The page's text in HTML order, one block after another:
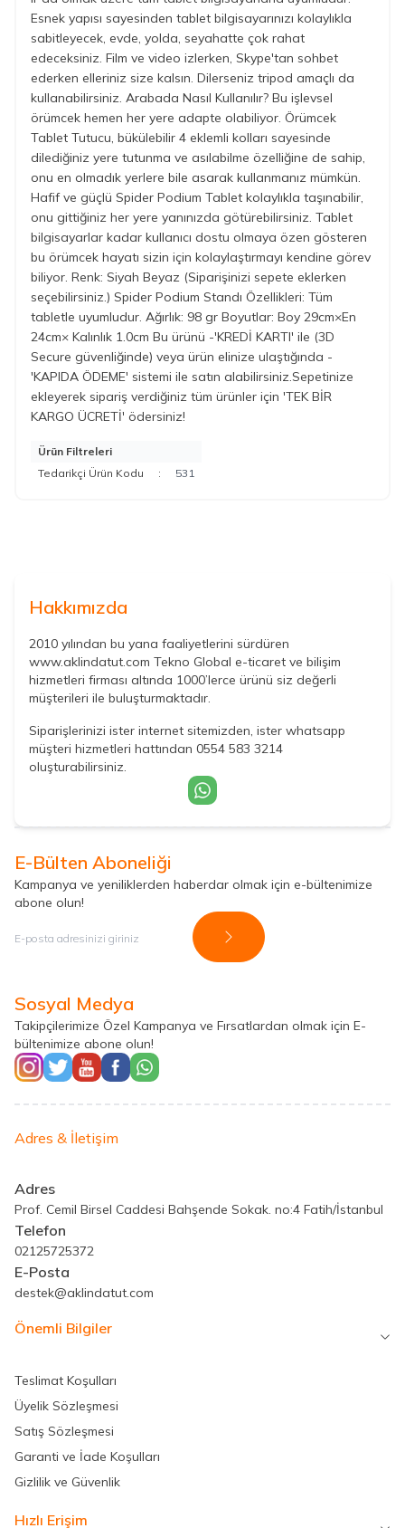
Esnek yapısı sayesinden tablet bilgisayarınızı kolaylıkla
sabitleyecek, evde, yolda, seyahatte çok rahat
edeceksiniz. Film ve video izlerken, Skype'tan sohbet
ederken elleriniz size kalsın. Dilerseniz tripod amaçlı da
kullanabilirsiniz. Arabada Nasıl Kullanılır? Bu işlevsel
örümcek hemen her yere adapte olabiliyor. Örümcek
Tablet Tutucu, bükülebilir 4 eklemli kolları sayesinde
dilediğiniz yere tutunma ve asılabilme özelliğine de sahip,
onu en olmadık yerlere bile asarak kullanmanız mümkün.
Hafif ve güçlü Spider Podium Tablet kolaylıkla taşınabilir,
onu gittiğiniz her yere yanınızda götürebilirsiniz. Tablet
bilgisayarlar kadar kullanıcı dostu olmaya özen gösteren
bu örümcek hayatı sizin için kolaylaştırmayı kendine görev
biliyor. Renk: Siyah Beyaz (Siparişinizi sepete eklerken
seçebilirsiniz.) Spider Podium Standı Özellikleri: Tüm
tabletle uyumludur. Ağırlık: 98 gr Boyutlar: Boy 29cm×En
24cm× Kalınlık 1.0cm Bu ürünü -'KREDİ KARTI' ile (3D
Secure güvenliğinde) veya ürün elinize ulaştığında -
'KAPIDA ÖDEME' sistemi ile satın alabilirsiniz.Sepetinize
ekleyerek sipariş verdiğiniz tüm ürünler için 'TEK BİR
KARGO ÜCRETİ' ödersiniz!
Ürün Filtreleri
Tedarikçi Ürün Kodu
: 531
Hakkımızda
2010 yılından bu yana faaliyetlerini sürdüren
www.aklindatut.com Tekno Global e-ticaret ve bilişim
hizmetleri firması altında 1000’lerce ürünü siz değerli
müşterileri ile buluşturmaktadır.
Siparişlerinizi ister internet sitemizden, ister whatsapp
müşteri hizmetleri hattından 0554 583 3214
oluşturabilirsiniz.
E-Bülten Aboneliği
Kampanya ve yeniliklerden haberdar olmak için e-bültenimize
abone olun!
Kayıt Ol
Sosyal Medya
Takipçilerimize Özel Kampanya ve Fırsatlardan olmak için E-
bültenimize abone olun!
Adres & İletişim
Adres
Prof. Cemil Birsel Caddesi Bahşende Sokak. no:4 Fatih/İstanbul
Telefon
02125725372
E-Posta
destek@aklindatut.com
Önemli Bilgiler
Teslimat Koşulları
Üyelik Sözleşmesi
Satış Sözleşmesi
Garanti ve İade Koşulları
Gizlilik ve Güvenlik
Hızlı Erişim